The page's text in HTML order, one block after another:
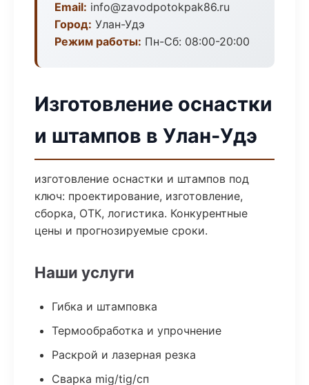
Email: info@zavodpotokpak86.ru
Город: Улан-Удэ
Режим работы: Пн-Сб: 08:00-20:00
Изготовление оснастки
и штампов в Улан-Удэ
изготовление оснастки и штампов под
ключ: проектирование, изготовление,
сборка, ОТК, логистика. Конкурентные
цены и прогнозируемые сроки.
Наши услуги
Гибка и штамповка
Термообработка и упрочнение
Раскрой и лазерная резка
Сварка mig/tig/сп